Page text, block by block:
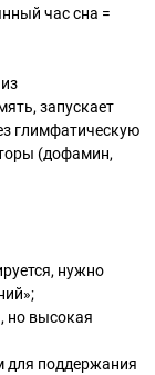
час сна =
запускает
глимфатическую
(дофамин,
нужно
но высокая
для поддержания